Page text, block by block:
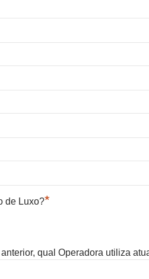
de Luxo?*
qual Operadora utiliza